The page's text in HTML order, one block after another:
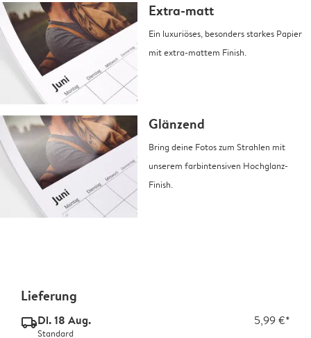
Extra-matt
Ein luxuriöses, besonders starkes Papier
mit extra-mattem Finish.
Glänzend
Bring deine Fotos zum Strahlen mit
unserem farbintensiven Hochglanz-
Finish.
Lieferung
delivery_standard_v2Di. 18 Aug. 5,99 €*
Standard